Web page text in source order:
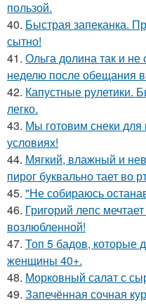
пользой.
40. Быстрая запеканка.
сытно!
41. Ольга долина так и не
неделю после обещания
42. Капустные рулетики.
легко.
43. Мы готовим снеки
условиях!
44. Мягкий, влажный и
пирог буквально тает во
45. "Не собираюсь
46. Григорий лепс
возлюбленной!
47. Топ 5 бадов, которые
женщины 40+.
48. Морковный салат с
49. Запечённая сочная